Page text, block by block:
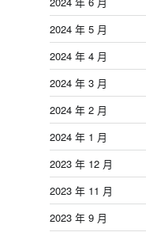
2024 年 5 月
2024 年 4 月
2024 年 3 月
2024 年 2 月
2024 年 1 月
2023 年 12 月
2023 年 11 月
2023 年 9 月